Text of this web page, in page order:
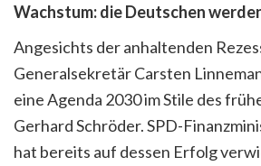
Wachstum: die Deutschen
Angesichts der anhaltenden
Generalsekretär Carsten
eine Agenda 2030 im Stile des
Gerhard Schröder. SPD-
hat bereits auf dessen Erfolg